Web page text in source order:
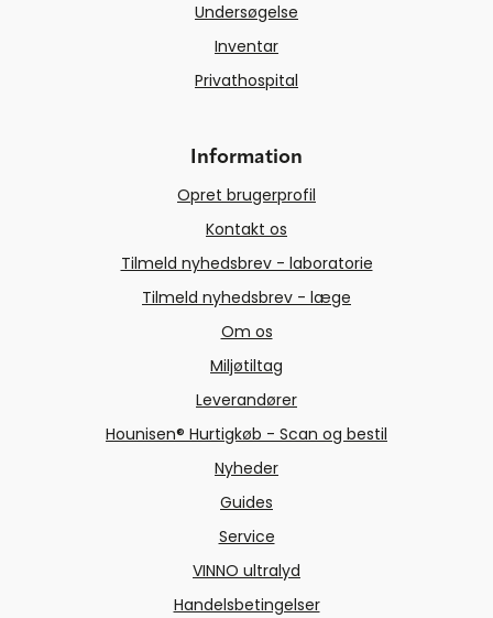
Undersøgelse
Inventar
Privathospital
Information
Opret brugerprofil
Kontakt os
Tilmeld nyhedsbrev - laboratorie
Tilmeld nyhedsbrev - læge
Om os
Miljøtiltag
Leverandører
Hounisen® Hurtigkøb - Scan og bestil
Nyheder
Guides
Service
VINNO ultralyd
Handelsbetingelser